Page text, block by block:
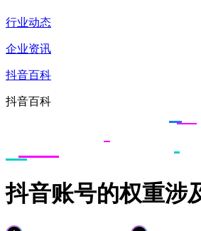
行业动态
企业资讯
抖音百科
抖音百科
抖音账号的权重涉